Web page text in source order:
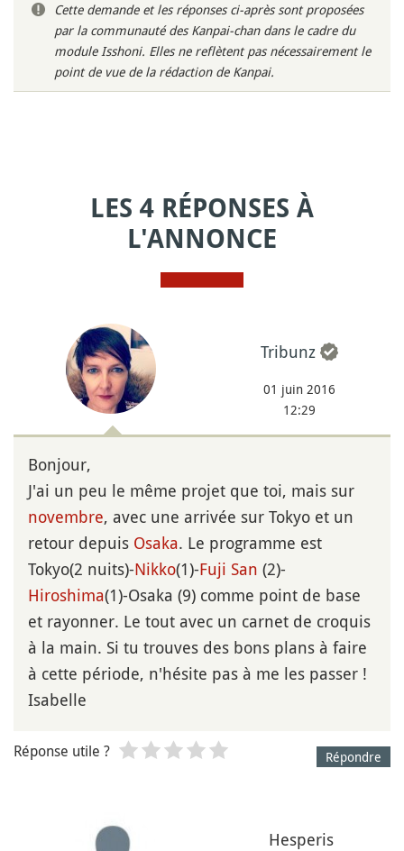
Cette demande et les réponses ci-après sont proposées
par la communauté des Kanpai-chan dans le cadre du
module Isshoni. Elles ne reflètent pas nécessairement le
point de vue de la rédaction de Kanpai.
LES 4 RÉPONSES À
L'ANNONCE
Tribunz
01 juin 2016
12:29
Bonjour,
J'ai un peu le même projet que toi, mais sur
novembre, avec une arrivée sur Tokyo et un
retour depuis Osaka. Le programme est
Tokyo(2 nuits)-Nikko(1)-Fuji San (2)-
Hiroshima(1)-Osaka (9) comme point de base
et rayonner. Le tout avec un carnet de croquis
à la main. Si tu trouves des bons plans à faire
à cette période, n'hésite pas à me les passer !
Isabelle
Répondre
Réponse utile ?
Hesperis